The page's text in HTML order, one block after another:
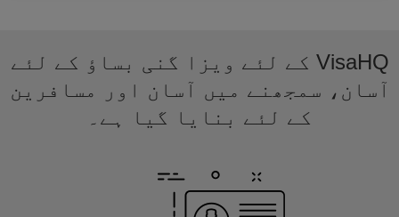
VisaHQ کے لئے ویزا گنی بساؤ کے لئے
آسان، سمجھنے میں آسان اور مسافرین
کے لئے بنایا گیا ہے۔